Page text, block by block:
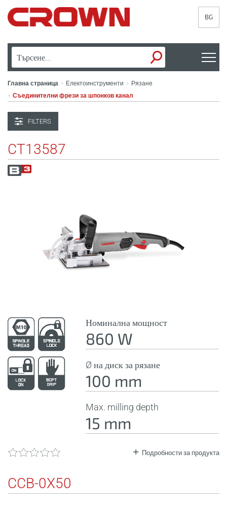
BG
Главна страница > Електоинструменти > Рязане
> Съединителни фрези за шпонков канал
FILTERS
CT13587
Номинална мощност
860 W
Ø на диск за рязане
100 mm
Max. milling depth
15 mm
Подробности за продукта
CCB-0X50